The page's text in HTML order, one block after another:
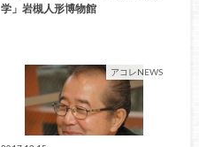
学」岩槻人形博物館
アコレNEWS